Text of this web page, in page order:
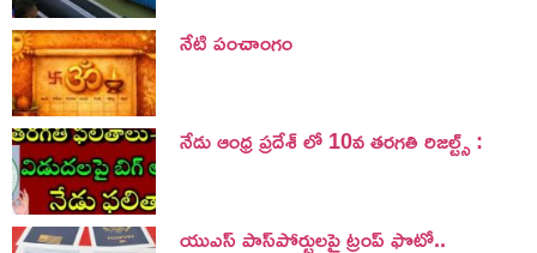
నేటి పంచాంగం
నేడు ఆంధ్ర ప్రదేశ్ లో 10వ తరగతి రిజల్ట్స్ :
యుఎస్ పాస్‌పోర్టులపై ట్రంప్‌ ఫొటో..